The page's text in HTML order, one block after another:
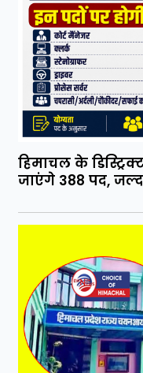
हिमाचल के
जाएंगे 388 पद,